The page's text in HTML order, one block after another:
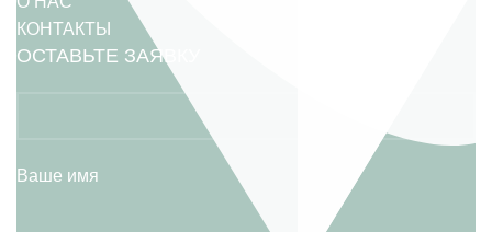
КОНТАКТЫ
ОСТАВЬТЕ ЗАЯВКУ
Ваше имя